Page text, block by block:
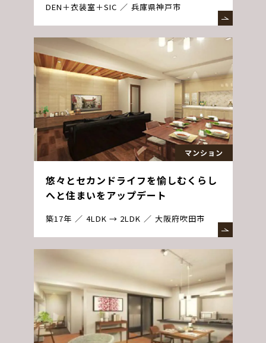
DEN＋衣装室＋SIC
兵庫県神戸市
マンション
悠々とセカンドライフを愉しむくらし
へと住まいをアップデート
築17年 4LDK → 2LDK 大阪府吹田市